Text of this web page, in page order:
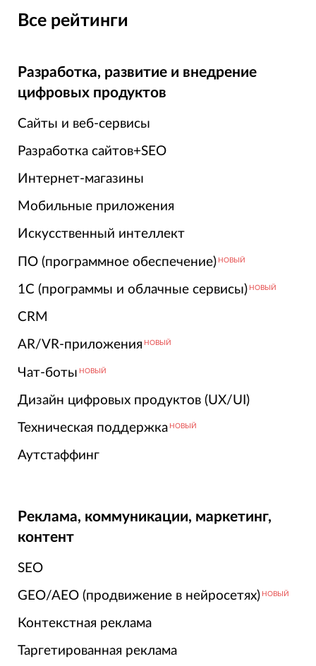
Все рейтинги
Разработка, развитие и внедрение
цифровых продуктов
Сайты и веб-сервисы
Разработка сайтов+SEO
Интернет-магазины
Мобильные приложения
Искусственный интеллект
ПО (программное обеспечение) НОВЫЙ
1С (программы и облачные сервисы) НОВЫЙ
CRM
AR/VR-приложения НОВЫЙ
Чат-боты НОВЫЙ
Дизайн цифровых продуктов (UX/UI)
Техническая поддержка НОВЫЙ
Аутстаффинг
Реклама, коммуникации, маркетинг,
контент
SEO
GEO/AEO (продвижение в нейросетях) НОВЫЙ
Контекстная реклама
Таргетированная реклама